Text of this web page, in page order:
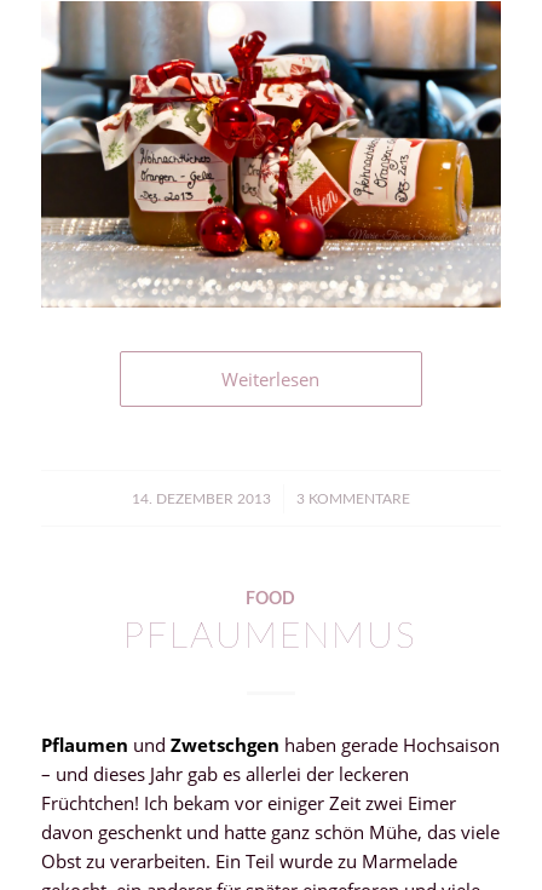
Weiterlesen
14. DEZEMBER 2013
/ 3 KOMMENTARE
FOOD
PFLAUMENMUS
Pflaumen und Zwetschgen haben gerade Hochsaison
– und dieses Jahr gab es allerlei der leckeren
Früchtchen! Ich bekam vor einiger Zeit zwei Eimer
davon geschenkt und hatte ganz schön Mühe, das viele
Obst zu verarbeiten. Ein Teil wurde zu Marmelade